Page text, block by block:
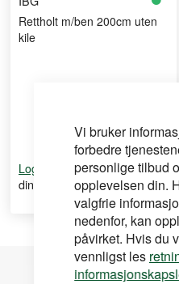
Vi bruker
forbedre
personlige tilbud
opplevelsen din.
valgfrie
nedenfor, kan
påvirket. Hvis du
vennligst les
Rettholt m/ben 200cm uten
kile
Logg inn
for å se
din pris